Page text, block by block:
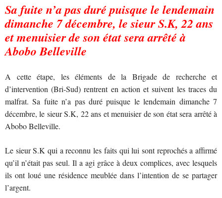
Sa fuite n’a pas duré puisque le lendemain
dimanche 7 décembre, le sieur S.K, 22 ans
et menuisier de son état sera arrêté à
Abobo Belleville
A cette étape, les éléments de la Brigade de recherche et
d’intervention (Bri-Sud) rentrent en action et suivent les traces du
malfrat. Sa fuite n’a pas duré puisque le lendemain dimanche 7
décembre, le sieur S.K, 22 ans et menuisier de son état sera arrêté à
Abobo Belleville.
Le sieur S.K qui a reconnu les faits qui lui sont reprochés a affirmé
qu’il n’était pas seul. Il a agi grâce à deux complices, avec lesquels
ils ont loué une résidence meublée dans l’intention de se partager
l’argent.